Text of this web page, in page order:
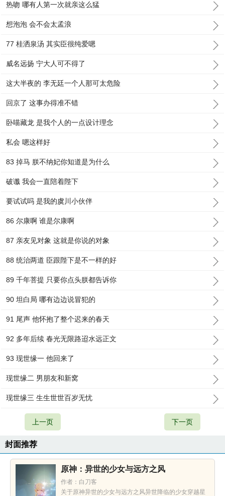
热吻 哪有人第一次就亲这么猛
想泡泡 会不会太孟浪
77 桂洒泉汤 其实臣很纯爱嗯
威名远扬 宁大人可不得了
这大半夜的 李无廷一个人那可太危险
回京了 这事办得准不错
卧喵藏龙 是我个人的一点设计理念
私会 嗯这样好
83 掉马 朕不纳妃你知道是为什么
破谶 我会一直陪着陛下
要试试吗 是我的虞川小伙伴
86 尔康啊 谁是尔康啊
87 亲友见对象 这就是你说的对象
88 统治两道 臣跟陛下是不一样的好
89 千年菩提 只要你点头朕都告诉你
90 坦白局 哪有边边说冒犯的
91 尾声 他怀抱了整个迟来的春天
92 多年后续 春光无限路迢水远正文
93 现世缘一 他回来了
现世缘二 男朋友和新窝
现世缘三 生生世世百岁无忧
上一页 下一页
封面推荐
原神：异世的少女与远方之风
作者：白刀客
关于原神异世的少女与远方之风异世降临的少女穿越星